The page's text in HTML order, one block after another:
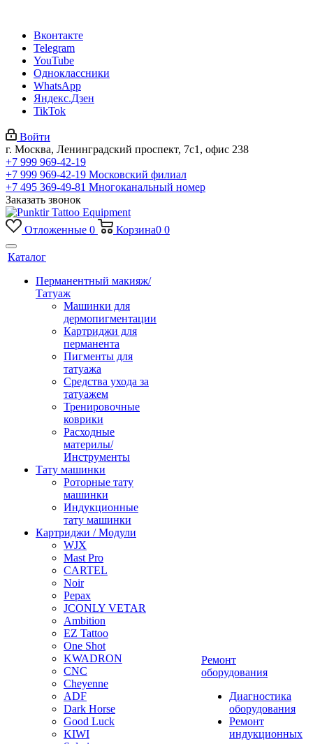
Вконтакте
Telegram
YouTube
Одноклассники
WhatsApp
Яндекс.Дзен
TikTok
Войти
г. Москва, Ленинградский проспект, 7с1, офис 238
+7 999 969-42-19
+7 999 969-42-19 Московский филиал
+7 495 369-49-81 Многоканальный номер
Заказать звонок
Отложенные 0 Корзина0 0
Каталог
Перманентный макияж/
Татуаж
Машинки для
дермопигментации
Картриджи для
перманента
Пигменты для
татуажа
Средства ухода за
татуажем
Тренировочные
коврики
Расходные
материлы/
Инструменты
Тату машинки
Роторные тату
машинки
Индукционные
тату машинки
Картриджи / Модули
WJX
Mast Pro
CARTEL
Noir
Pepax
JCONLY VETAR
Ambition
EZ Tattoo
One Shot
KWADRON
CNC
Cheyenne
ADF
Dark Horse
Good Luck
KIWI
Ремонт
оборудования
Диагностика
оборудования
Ремонт
индукционных